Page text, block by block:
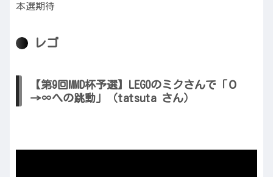
本選期待
レゴ
【第9回MMD杯予選】LEGOのミクさんで「０
→∞への跳動」（tatsuta さん）